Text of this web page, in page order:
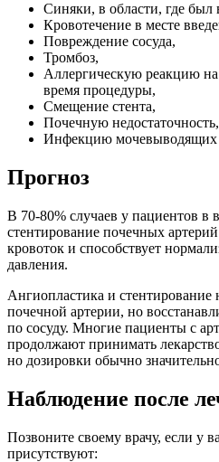
Синяки, в области, где был
Кровотечение в месте
Повреждение сосуда,
Тромбоз,
Аллергическую реакцию
время процедуры,
Смещение стента,
Почечную недостаточность,
Инфекцию мочевыводящих
Прогноз
В 70-80% случаев у пациентов в
стентирование почечных
кровоток и способствует
давления.
Ангиопластика и стентирование
почечной артерии, но
по сосуду. Многие пациенты с
продолжают принимать
но дозировки обычно
Наблюдение после
Позвоните своему врачу, если у
присутствуют: